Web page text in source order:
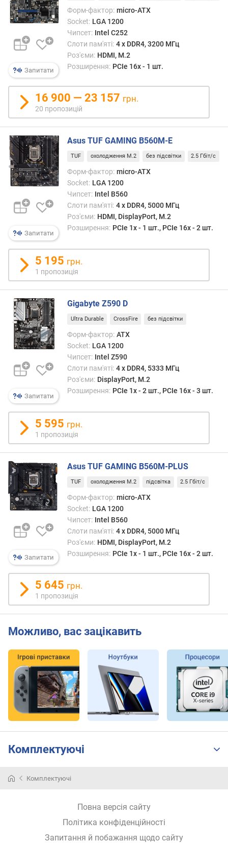
в
а
н
н
я
з
а
і
к
і
с
т
ю
п
р
о
о
з
и
ц
і
й
ф
а
з
ж
в
л
н
н
я
д
р
у
к
о
в
а
а
п
а
т
а
в
и
о
а
ш
и
р
и
н
а
D
R
Запитати
Форм-фактор: micro-ATX
Socket: LGA 1200
Чипсет: Intel C252
Слоти пам'яті: 4 х DDR4, 3200 МГц
Роз'єми: HDMI, M.2
Розширення: PCIe 16x - 1 шт.
16 900 — 23 157 грн.
20 пропозицій
Запитати
Asus TUF GAMING B560M-E
TUF охолодження M.2 без підсвітки 2.5 Гбіт/с
Форм-фактор: micro-ATX
Socket: LGA 1200
Чипсет: Intel B560
Слоти пам'яті: 4 х DDR4, 5000 МГц
Роз'єми: HDMI, DisplayPort, M.2
Розширення: PCIe 1x - 1 шт., PCIe 16x - 2 шт.
5 195 грн.
1 пропозиція
Запитати
Gigabyte Z590 D
Ultra Durable CrossFire без підсвітки
Форм-фактор: ATX
Socket: LGA 1200
Чипсет: Intel Z590
Слоти пам'яті: 4 х DDR4, 5333 МГц
Роз'єми: DisplayPort, M.2
Розширення: PCIe 1x - 2 шт., PCIe 16x - 3 шт.
5 595 грн.
1 пропозиція
Запитати
Asus TUF GAMING B560M-PLUS
TUF охолодження M.2 підсвітка 2.5 Гбіт/с
Форм-фактор: micro-ATX
Socket: LGA 1200
Чипсет: Intel B560
Слоти пам'яті: 4 х DDR4, 5000 МГц
Роз'єми: HDMI, DisplayPort, M.2
Розширення: PCIe 1x - 1 шт., PCIe 16x - 2 шт.
5 645 грн.
1 пропозиція
Можливо, вас зацікавить
Комплектуючі
Комплектуючі
Повна версія сайту
Політика конфіденційності
Запитання й побажання щодо сайту